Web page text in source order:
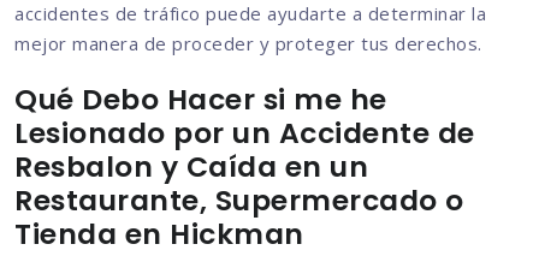
accidentes de tráfico puede ayudarte a determinar la
mejor manera de proceder y proteger tus derechos.
Qué Debo Hacer si me he
Lesionado por un Accidente de
Resbalon y Caída en un
Restaurante, Supermercado o
Tienda en Hickman